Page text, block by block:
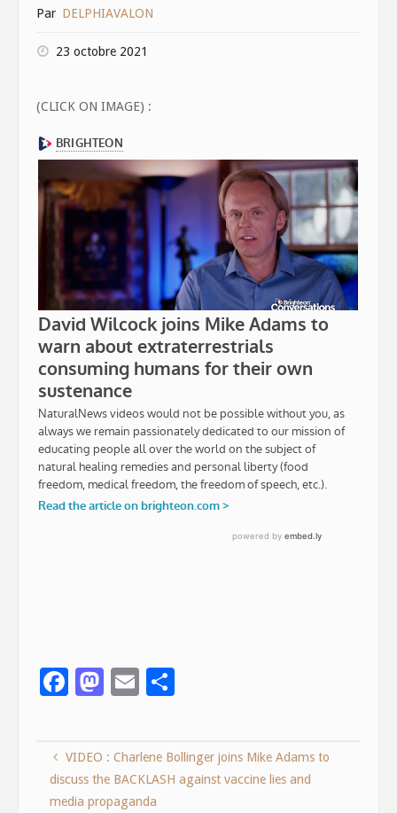
Par DELPHIAVALON
23 octobre 2021
(CLICK ON IMAGE) :
F
b
o
M
d
o
E
l
e
VIDEO : Charlene Bollinger joins Mike Adams to
discuss the BACKLASH against vaccine lies and
media propaganda